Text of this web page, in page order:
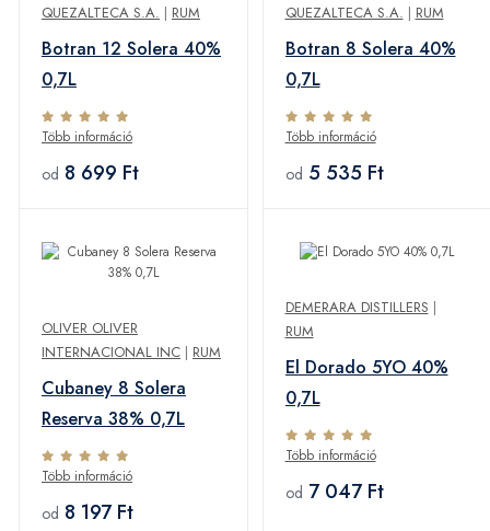
QUEZALTECA S.A. | RUM
Botran 12 Solera 40%
0,7L
Több információ
od 8 699 Ft
QUEZALTECA S.A. | RUM
Botran 8 Solera 40%
0,7L
Több információ
od 5 535 Ft
OLIVER OLIVER
INTERNACIONAL INC | RUM
Cubaney 8 Solera
Reserva 38% 0,7L
Több információ
od 8 197 Ft
DEMERARA DISTILLERS |
RUM
El Dorado 5YO 40%
0,7L
Több információ
od 7 047 Ft